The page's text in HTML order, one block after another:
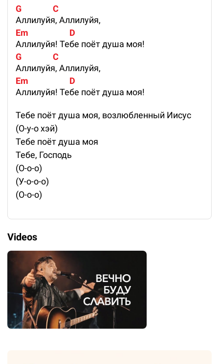
G                C
Аллилуйя, Аллилуйя,
Em                     D
Аллилуйя! Тебе поёт душа моя!
G                C
Аллилуйя, Аллилуйя,
Em                     D
Аллилуйя! Тебе поёт душа моя!
Тебе поёт душа моя, возлюбленный Иисус
(О-у-о хэй)
Тебе поёт душа моя
Тебе, Господь
(О-о-о)
(У-о-о-о)
(О-о-о)
Videos